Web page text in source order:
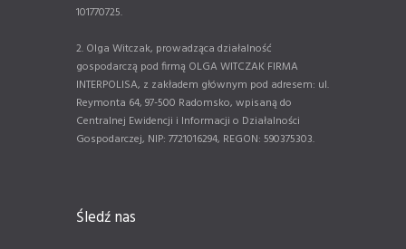
101770725.
2. Olga Witczak, prowadząca działalność
gospodarczą pod firmą OLGA WITCZAK FIRMA
INTERPOLISA, z zakładem głównym pod adresem: ul.
Reymonta 64, 97-500 Radomsko, wpisaną do
Centralnej Ewidencji i Informacji o Działalności
Gospodarczej, NIP: 7721016294, REGON: 590375303.
Śledź nas